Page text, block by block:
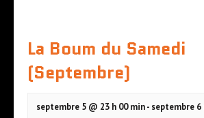
La Boum du Samedi
(Septembre)
septembre 5 @ 23 h 00 min- septembre 6